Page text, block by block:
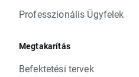
Professzionális Ügyfelek
Megtakarítás
Befektetési tervek